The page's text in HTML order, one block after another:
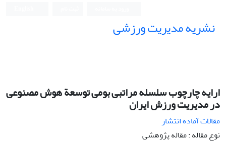
نشریه مدیریت ورزشی
ارایه چارچوب سلسله مراتبی بومی توسعة هوش مصنوعی
در مدیریت ورزش ایران
مقالات آماده انتشار
نوع مقاله : مقاله پژوهشی